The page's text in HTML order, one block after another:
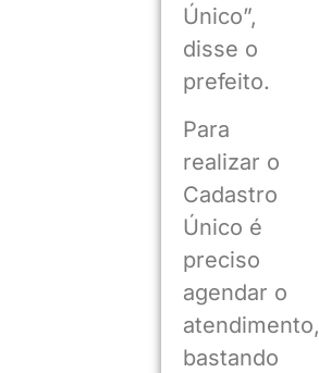
Único”,
disse o
prefeito.
Para
realizar o
Cadastro
Único é
preciso
agendar o
atendimento,
bastando